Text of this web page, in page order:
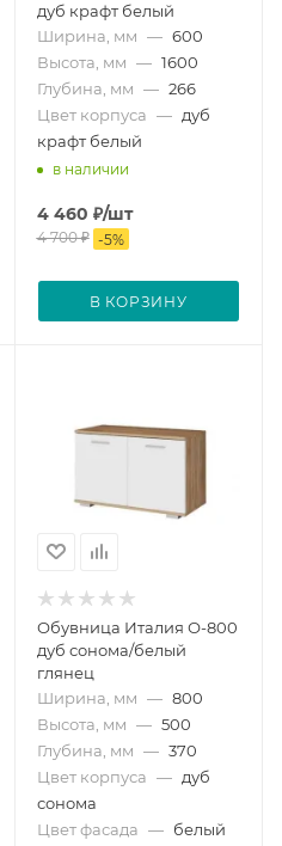
дуб крафт белый
Ширина, мм — 600
Высота, мм — 1600
Глубина, мм — 266
Цвет корпуса — дуб
крафт белый
в наличии
4 460 ₽/шт
4 700₽ -5%
В КОРЗИНУ
Обувница Италия О-800
дуб сонома/белый
глянец
Ширина, мм — 800
Высота, мм — 500
Глубина, мм — 370
Цвет корпуса — дуб
сонома
Цвет фасада — белый